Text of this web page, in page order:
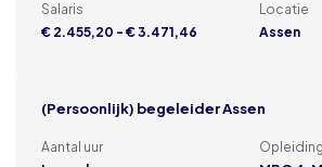
Salaris
€ 2.455,20 - € 3.471,46
Locatie
Assen
(Persoonlijk) begeleider Assen
Aantal uur
Opleiding